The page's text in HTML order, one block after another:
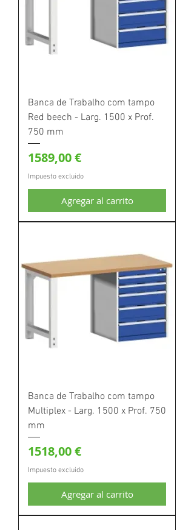
Banca de Trabalho com tampo
Red beech - Larg. 1500 x Prof.
750 mm
Precio
1589,00 €
Impuesto excluido
Agregar al carrito
Banca de Trabalho com tampo
Multiplex - Larg. 1500 x Prof. 750
mm
Precio
1518,00 €
Impuesto excluido
Agregar al carrito